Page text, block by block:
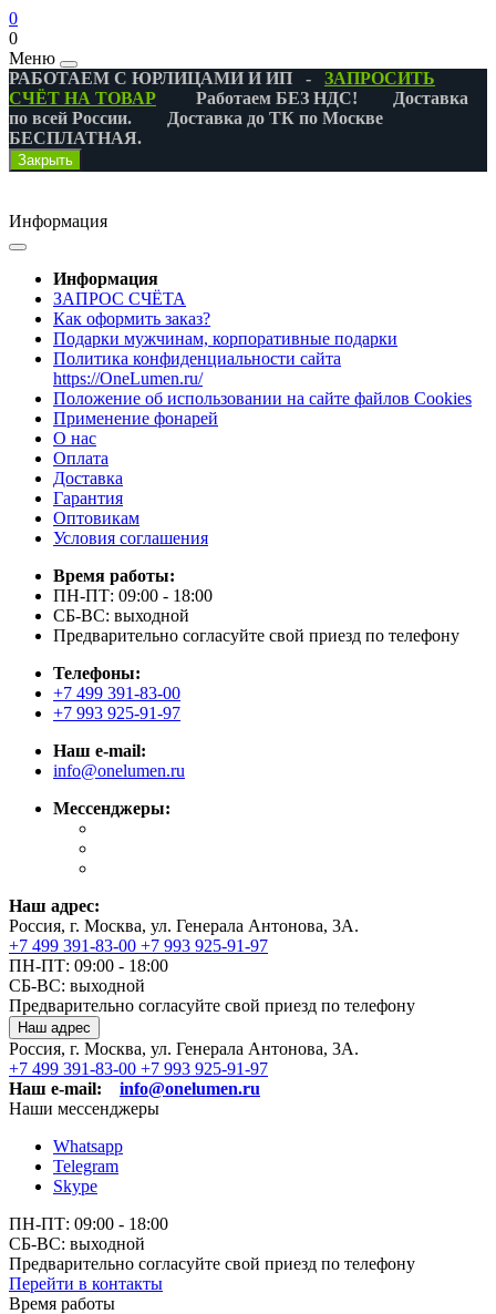
0
0
Меню
РАБОТАЕМ С ЮРЛИЦАМИ И ИП - ЗАПРОСИТЬ
СЧЁТ НА ТОВАР Работаем БЕЗ НДС! Доставка
по всей России. Доставка до ТК по Москве
БЕСПЛАТНАЯ.
Закрыть
Информация
Информация
ЗАПРОС СЧЁТА
Как оформить заказ?
Подарки мужчинам, корпоративные подарки
Политика конфиденциальности сайта
https://OneLumen.ru/
Положение об использовании на сайте файлов Cookies
Применение фонарей
О нас
Оплата
Доставка
Гарантия
Оптовикам
Условия соглашения
Время работы:
ПН-ПТ: 09:00 - 18:00
СБ-ВС: выходной
Предварительно согласуйте свой приезд по телефону
Телефоны:
+7 499 391-83-00
+7 993 925-91-97
Наш e-mail:
info@onelumen.ru
Мессенджеры:
Наш адрес:
Россия, г. Москва, ул. Генерала Антонова, 3А.
+7 499 391-83-00 +7 993 925-91-97
ПН-ПТ: 09:00 - 18:00
СБ-ВС: выходной
Предварительно согласуйте свой приезд по телефону
Наш адрес
Россия, г. Москва, ул. Генерала Антонова, 3А.
+7 499 391-83-00 +7 993 925-91-97
Наш e-mail:
info@onelumen.ru
Наши мессенджеры
Whatsapp
Telegram
Skype
ПН-ПТ: 09:00 - 18:00
СБ-ВС: выходной
Предварительно согласуйте свой приезд по телефону
Перейти в контакты
Время работы